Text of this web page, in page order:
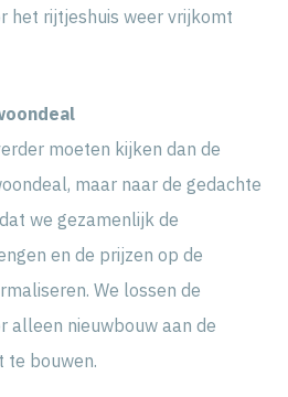
het rijtjeshuis weer vrijkomt
moeten kijken dan de
maar naar de gedachte
we gezamenlijk de
en de prijzen op de
We lossen de
alleen nieuwbouw aan de
te bouwen.